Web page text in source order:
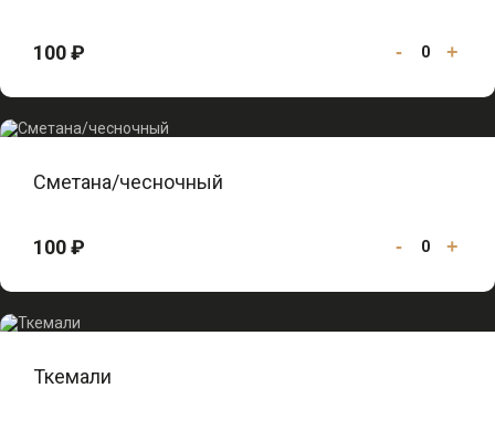
100 ₽ - 0 +
Сметана/чесночный
100 ₽ - 0 +
Ткемали